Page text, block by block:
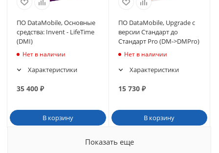
ПО DataMobile, Основные
средства: Invent - LifeTime
(DMI)
Нет в наличии
Характеристики
35 400 ₽
В корзину
ПО DataMobile, Upgrade с
версии Стандарт до
Стандарт Pro (DM->DMPro)
Нет в наличии
Характеристики
15 730₽
В корзину
Показать еще